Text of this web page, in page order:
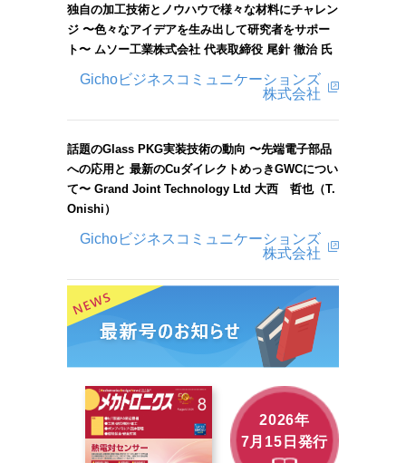
独自の加工技術とノウハウで様々な材料にチャレン
ジ 〜色々なアイデアを生み出して研究者をサポー
ト〜 ムソー工業株式会社 代表取締役 尾針 徹治 氏
Gichoビジネスコミュニケーションズ
株式会社
話題のGlass PKG実装技術の動向 〜先端電子部品
への応用と 最新のCuダイレクトめっきGWCについ
て〜 Grand Joint Technology Ltd 大西 哲也（T.
Onishi）
Gichoビジネスコミュニケーションズ
株式会社
2026年
7月15日発行